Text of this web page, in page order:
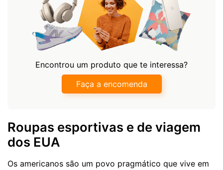
Encontrou um produto que te interessa?
Faça a encomenda
Roupas esportivas e de viagem
dos EUA
Os americanos são um povo pragmático que vive em